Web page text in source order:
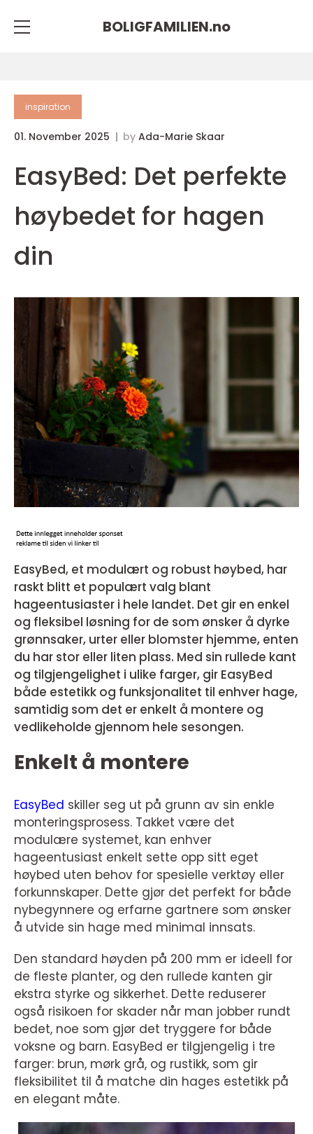
BOLIGFAMILIEN.no
inspiration
01. November 2025 by Ada-Marie Skaar
EasyBed: Det perfekte
høybedet for hagen
din
EasyBed, et modulært og robust høybed, har
raskt blitt et populært valg blant
hageentusiaster i hele landet. Det gir en enkel
og fleksibel løsning for de som ønsker å dyrke
grønnsaker, urter eller blomster hjemme, enten
du har stor eller liten plass. Med sin rullede kant
og tilgjengelighet i ulike farger, gir EasyBed
både estetikk og funksjonalitet til enhver hage,
samtidig som det er enkelt å montere og
vedlikeholde gjennom hele sesongen.
Enkelt å montere
EasyBed skiller seg ut på grunn av sin enkle
monteringsprosess. Takket være det
modulære systemet, kan enhver
hageentusiast enkelt sette opp sitt eget
høybed uten behov for spesielle verktøy eller
forkunnskaper. Dette gjør det perfekt for både
nybegynnere og erfarne gartnere som ønsker
å utvide sin hage med minimal innsats.
Den standard høyden på 200 mm er ideell for
de fleste planter, og den rullede kanten gir
ekstra styrke og sikkerhet. Dette reduserer
også risikoen for skader når man jobber rundt
bedet, noe som gjør det tryggere for både
voksne og barn. EasyBed er tilgjengelig i tre
farger: brun, mørk grå, og rustikk, som gir
fleksibilitet til å matche din hages estetikk på
en elegant måte.